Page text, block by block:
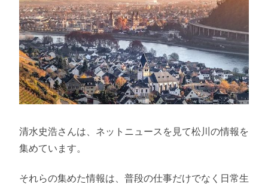
清水史浩さんは、ネットニュースを見て松川の情報を
集めています。
それらの集めた情報は、普段の仕事だけでなく日常生